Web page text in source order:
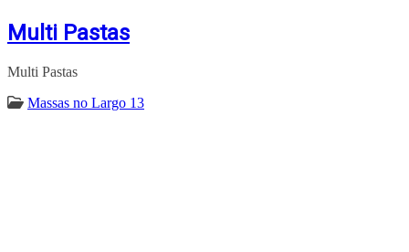
Multi Pastas
Multi Pastas
Massas no Largo 13